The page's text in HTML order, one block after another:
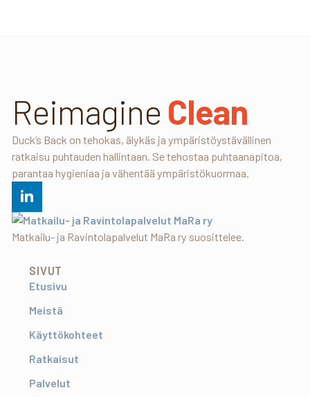
Reimagine Clean
Duck’s Back on tehokas, älykäs ja ympäristöystävällinen
ratkaisu puhtauden hallintaan. Se tehostaa puhtaanapitoa,
parantaa hygieniaa ja vähentää ympäristökuormaa.
Matkailu- ja Ravintolapalvelut MaRa ry suosittelee.
SIVUT
Etusivu
Meistä
Käyttökohteet
Ratkaisut
Palvelut